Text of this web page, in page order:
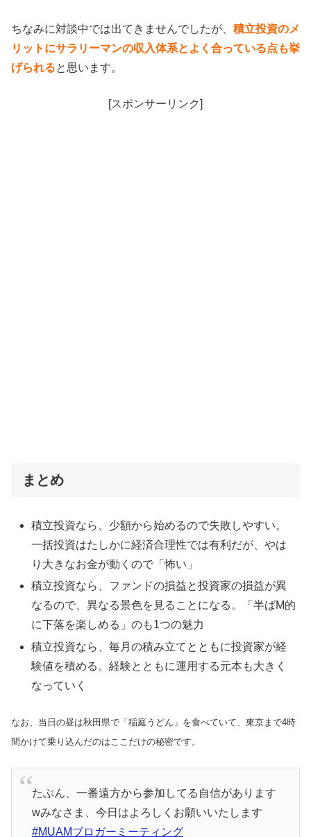
ちなみに対談中では出てきませんでしたが、 積立投資のメ
リットにサラリーマンの収入体系とよく合っている点も挙
げられると思います。
[スポンサーリンク]
まとめ
積立投資なら、少額から始めるので失敗しやすい。
一括投資はたしかに経済合理性では有利だが、やは
り大きなお金が動くので「怖い」
積立投資なら、ファンドの損益と投資家の損益が異
なるので、異なる景色を見ることになる。「半ばM的
に下落を楽しめる」のも1つの魅力
積立投資なら、毎月の積み立てとともに投資家が経
験値を積める。経験とともに運用する元本も大きく
なっていく
なお、当日の昼は秋田県で「稲庭うどん」を食べていて、東京まで4時
間かけて乗り込んだのはここだけの秘密です。
たぶん、一番遠方から参加してる自信があります
wみなさま、今日はよろしくお願いいたします
#MUAMブロガーミーティング